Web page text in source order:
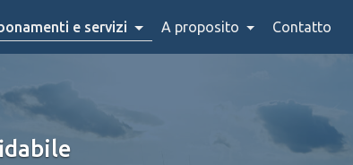
e servizi A proposito Contatto